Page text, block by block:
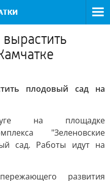
плодовый сад на
на площадке
"Зеленовские
сад. Работы идут на
развития